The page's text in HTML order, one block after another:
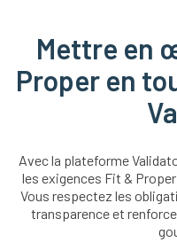
Mettre en
Proper en
Avec la plateforme
les exigences Fit &
Vous respectez les
transparence et